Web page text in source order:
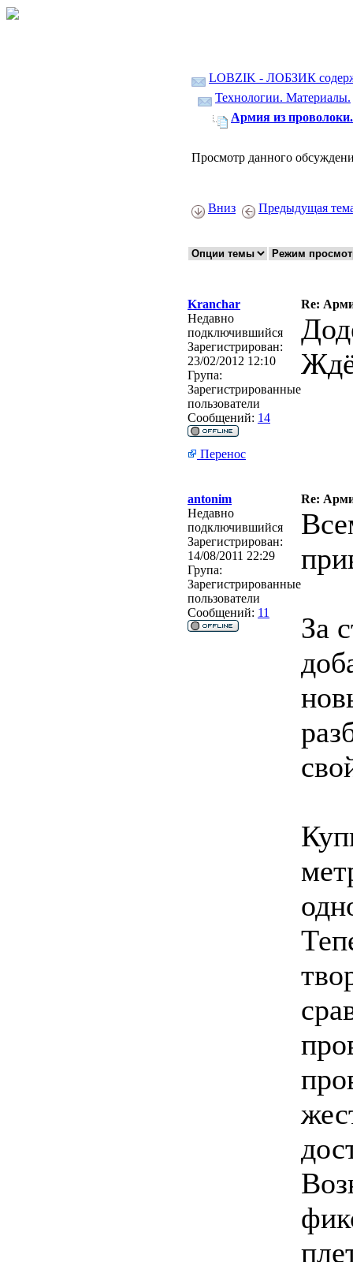
LOBZIK - ЛОБЗИК
Технологии. Материалы.
Армия из проволоки.
Просмотр данного
Вниз Предыдущая
Kranchar
Re:
Недавно
подключившийся
Зарегистрирован:
23/02/2012 12:10
Група:
Зарегистрированные
пользователи
Сообщений: 14
Перенос
antonim
Re:
Недавно
подключившийся
Зарегистрирован:
14/08/2011 22:29
Група:
Зарегистрированные
пользователи
Сообщений: 11
За